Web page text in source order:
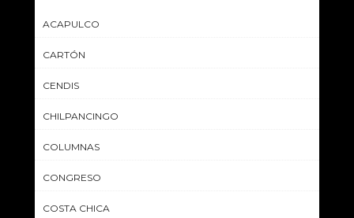
ACAPULCO
CARTÓN
CENDIS
CHILPANCINGO
COLUMNAS
CONGRESO
COSTA CHICA